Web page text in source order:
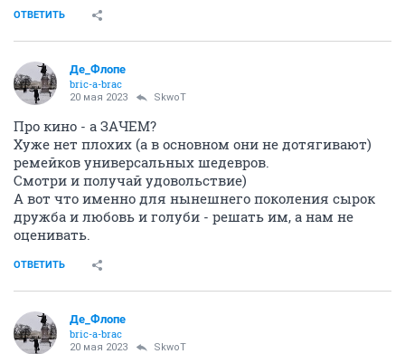
ОТВЕТИТЬ
Де_Флопе
bric-a-brac
20 мая 2023 SkwоT
Про кино - а ЗАЧЕМ?
Хуже нет плохих (а в основном они не дотягивают)
ремейков универсальных шедевров.
Смотри и получай удовольствие)
А вот что именно для нынешнего поколения сырок
дружба и любовь и голуби - решать им, а нам не
оценивать.
ОТВЕТИТЬ
Де_Флопе
bric-a-brac
20 мая 2023 SkwоT